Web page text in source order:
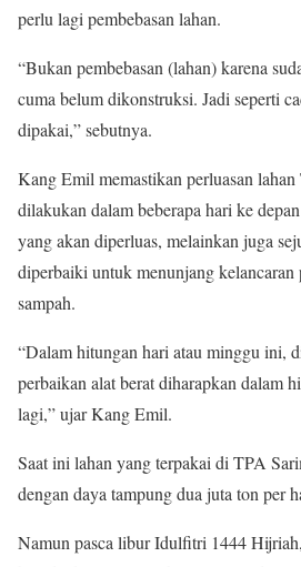
perlu lagi pembebasan lahan.
“Bukan pembebasan (lahan) karena
cuma belum dikonstruksi. Jadi seperti
dipakai,” sebutnya.
Kang Emil memastikan perluasan
dilakukan dalam beberapa hari ke
yang akan diperluas, melainkan juga
diperbaiki untuk menunjang kelancaran
sampah.
“Dalam hitungan hari atau minggu ini,
perbaikan alat berat diharapkan dalam
lagi,” ujar Kang Emil.
Saat ini lahan yang terpakai di TPA
dengan daya tampung dua juta ton per
Namun pasca libur Idulfitri 1444